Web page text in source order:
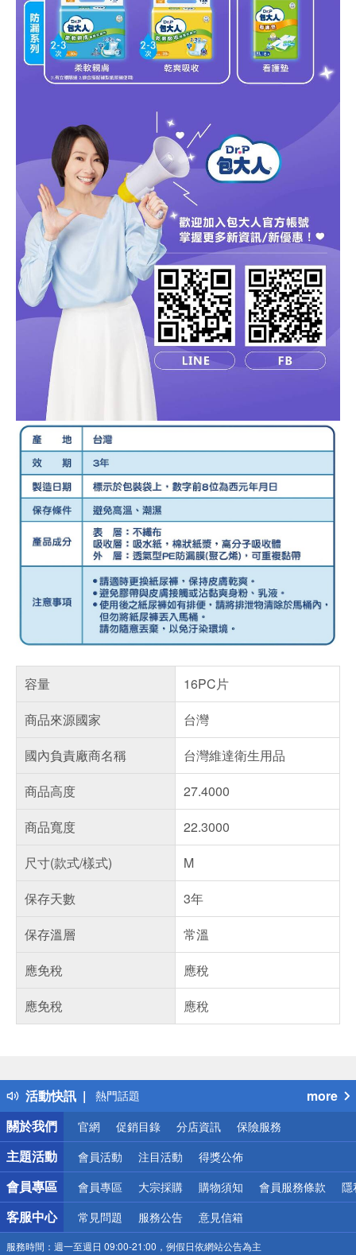
容量
16PC片
商品來源國家
台灣
國內負責廠商名稱
台灣維達衛生用品
商品高度
27.4000
商品寬度
22.3000
尺寸(款式/樣式)
M
保存天數
3年
保存溫層
常溫
應免稅
應稅
應免稅
應稅
活動快訊
得獎公告
熱門話題
銀行優惠
偏遠地區配送
詐騙網頁！請小心！
more
關於我們
官網 促銷目錄 分店資訊 保險服務
主題活動 會員活動 注目活動 得獎公佈
會員專區 會員專區 大宗採購 購物須知 會員服務條款 隱
客服中心 常見問題 服務公告 意見信箱
服務時間： 週一至週日 09:00-21:00，例假日依網站公告為主